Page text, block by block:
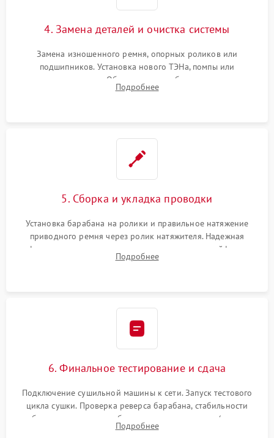
4. Замена деталей и очистка системы
Замена изношенного ремня, опорных роликов или
подшипников. Установка нового ТЭНа, помпы или
термодатчиков. Обязательная глубокая очистка
конденсатора, крыльчатки вентилятора и воздуховодов от
Подробнее
5. Сборка и укладка проводки
Установка барабана на ролики и правильное натяжение
приводного ремня через ролик натяжителя. Надежная
фиксация всех узлов, подключение клемм и шлейфов к
модулю управления. Монтаж корпусных панелей, люка и
Подробнее
6. Финальное тестирование и сдача
Подключение сушильной машины к сети. Запуск тестового
цикла сушки. Проверка реверса барабана, стабильности
набора температуры, работы дренажного насоса (откачка
конденсата) и отсутствия посторонних скрипов, стуков или
Подробнее